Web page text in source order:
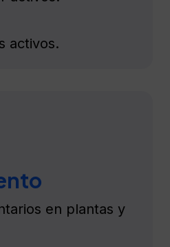
activos.
en plantas y